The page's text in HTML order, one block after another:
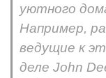
уютного
Например,
ведущие к
деле John